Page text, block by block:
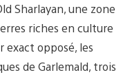
Sharlayan, une zone
riches en culture
exact opposé, les
de Garlemald, trois